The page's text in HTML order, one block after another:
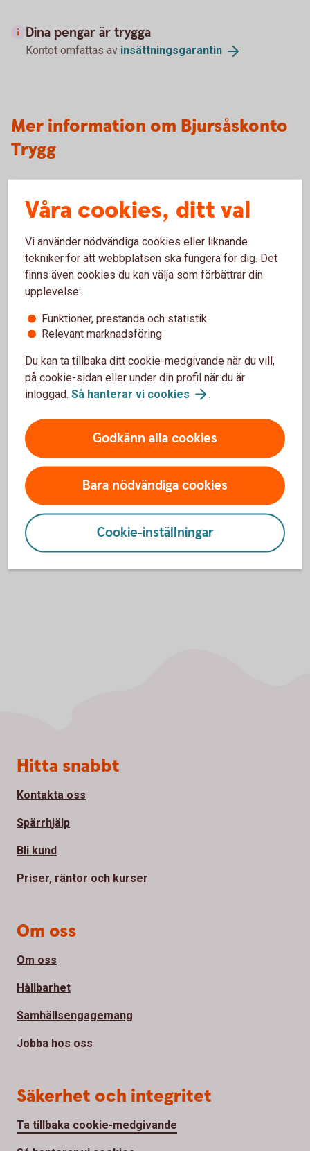
Dina pengar är trygga
Kontot omfattas av insättningsgarantin
Mer information om Bjursåskonto
Trygg
Vanliga frågor och svar
Kan jag avbryta överföringen själv?
Är det möjligt att koppla en betaltjänst till
kontot?
Hur många dagar tar en överföring?
Kan jag ha en stående överföring till kontot?
Våra cookies, ditt val
Vi använder nödvändiga cookies eller liknande
tekniker för att webbplatsen ska fungera för dig. Det
finns även cookies du kan välja som förbättrar din
upplevelse:
Funktioner, prestanda och statistik
Relevant marknadsföring
Du kan ta tillbaka ditt cookie-medgivande när du vill,
på cookie-sidan eller under din profil när du är
inloggad. Så hanterar vi cookies .
Godkänn alla cookies
Bara nödvändiga cookies
Cookie-inställningar
Sidfot
Hitta snabbt
Kontakta oss
Spärrhjälp
Bli kund
Priser, räntor och kurser
Om oss
Om oss
Hållbarhet
Samhällsengagemang
Jobba hos oss
Säkerhet och integritet
Ta tillbaka cookie-medgivande